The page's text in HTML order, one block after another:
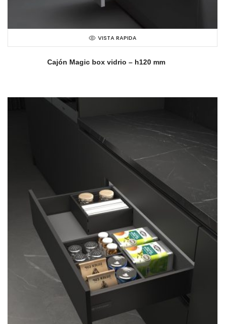
VISTA RAPIDA
Cajón Magic box vidrio – h120 mm